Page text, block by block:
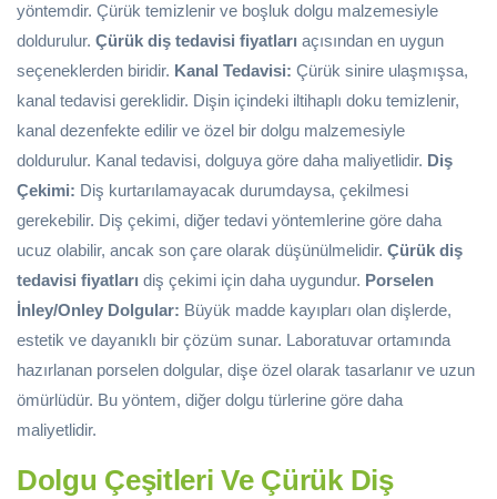
yöntemdir. Çürük temizlenir ve boşluk dolgu malzemesiyle
doldurulur. Çürük diş tedavisi fiyatları açısından en uygun
seçeneklerden biridir. Kanal Tedavisi: Çürük sinire ulaşmışsa,
kanal tedavisi gereklidir. Dişin içindeki iltihaplı doku temizlenir,
kanal dezenfekte edilir ve özel bir dolgu malzemesiyle
doldurulur. Kanal tedavisi, dolguya göre daha maliyetlidir. Diş
Çekimi: Diş kurtarılamayacak durumdaysa, çekilmesi
gerekebilir. Diş çekimi, diğer tedavi yöntemlerine göre daha
ucuz olabilir, ancak son çare olarak düşünülmelidir. Çürük diş
tedavisi fiyatları diş çekimi için daha uygundur. Porselen
İnley/Onley Dolgular: Büyük madde kayıpları olan dişlerde,
estetik ve dayanıklı bir çözüm sunar. Laboratuvar ortamında
hazırlanan porselen dolgular, dişe özel olarak tasarlanır ve uzun
ömürlüdür. Bu yöntem, diğer dolgu türlerine göre daha
maliyetlidir.
Dolgu Çeşitleri Ve Çürük Diş